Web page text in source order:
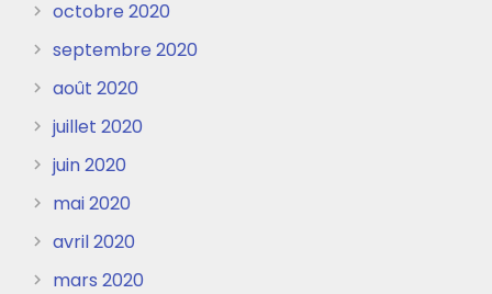
octobre 2020
septembre 2020
août 2020
juillet 2020
juin 2020
mai 2020
avril 2020
mars 2020